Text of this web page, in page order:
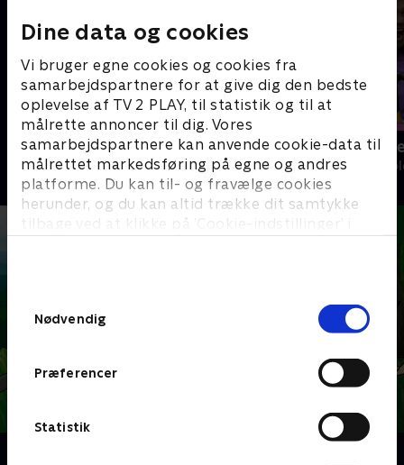
Dine data og cookies
Vi bruger egne cookies og cookies fra
samarbejdspartnere for at give dig den bedste
oplevelse af TV 2 PLAY, til statistik og til at
målrette annoncer til dig. Vores
samarbejdspartnere kan anvende cookie-data til
målrettet markedsføring på egne og andres
platforme. Du kan til- og fravælge cookies
herunder, og du kan altid trække dit samtykke
tilbage ved at klikke på ’Cookie-indstillinger’ i
Nødvendig
Præferencer
Statistik
Katrine undersøger
Børne-underholdning • 1 sæsoner
Mit nye
Børne-